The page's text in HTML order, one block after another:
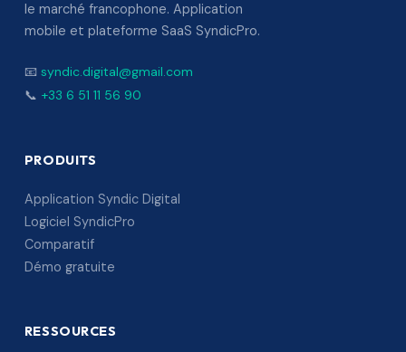
le marché francophone. Application
mobile et plateforme SaaS SyndicPro.
📧 syndic.digital@gmail.com
📞 +33 6 51 11 56 90
PRODUITS
Application Syndic Digital
Logiciel SyndicPro
Comparatif
Démo gratuite
RESSOURCES